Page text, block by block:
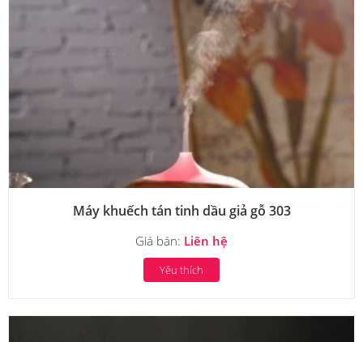
Máy khuếch tán tinh dầu giả gỗ 303
Giá bán: Liên hệ
Yêu thích